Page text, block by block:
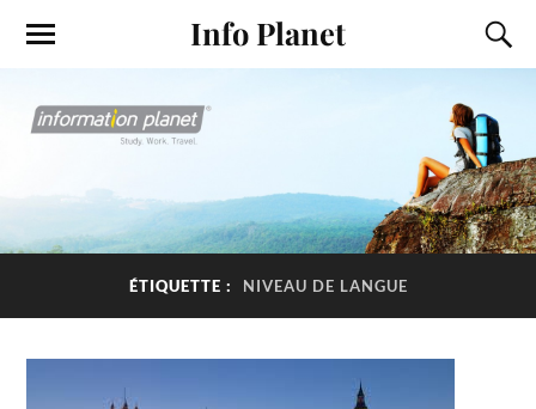
Info Planet
ÉTIQUETTE : NIVEAU DE LANGUE